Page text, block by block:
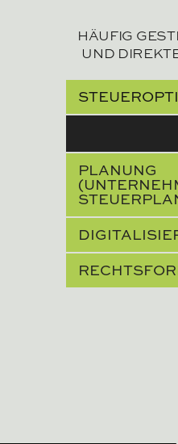
HÄUFIG
UND
PLANUNG